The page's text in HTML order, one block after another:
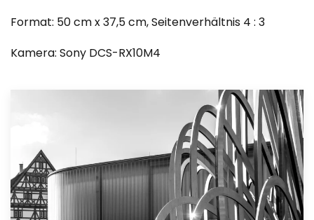
Format: 50 cm x 37,5 cm, Seitenverhältnis 4 : 3
Kamera: Sony DCS-RX10M4